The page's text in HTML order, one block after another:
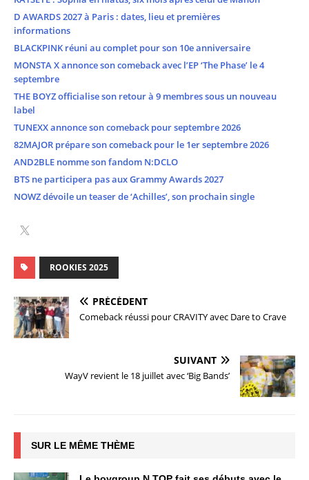
D AWARDS 2027 à Paris : dates, lieu et premières
informations
BLACKPINK réuni au complet pour son 10e anniversaire
MONSTA X annonce son comeback avec l’EP ‘The Phase’ le 4
septembre
THE BOYZ officialise son retour à 9 membres sous un nouveau
label
TUNEXX annonce son comeback pour septembre 2026
82MAJOR prépare son comeback pour le 1er septembre 2026
AND2BLE nomme son fandom N:DCLO
BTS ne participera pas aux Grammy Awards 2027
NOWZ dévoile un teaser de ‘Achilles’, son prochain single
ROOKIES 2025
PRÉCÉDENT
Comeback réussi pour CRAVITY avec Dare to Crave
SUIVANT
WayV revient le 18 juillet avec ‘Big Bands’
SUR LE MÊME THÈME